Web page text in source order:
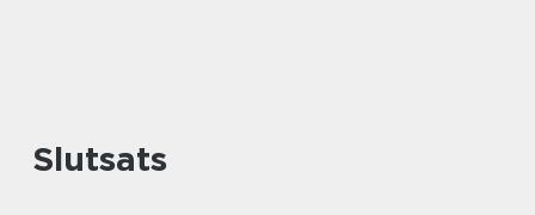
Slutsats